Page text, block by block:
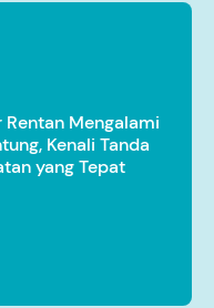
Rentan Mengalami
Kenali Tanda
yang Tepat